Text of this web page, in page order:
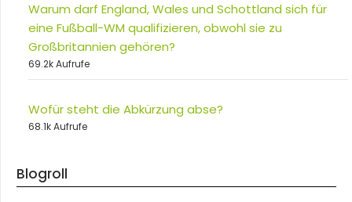
Warum darf England, Wales und Schottland sich für
eine Fußball-WM qualifizieren, obwohl sie zu
Großbritannien gehören?
69.2k Aufrufe
Wofür steht die Abkürzung abse?
68.1k Aufrufe
Blogroll